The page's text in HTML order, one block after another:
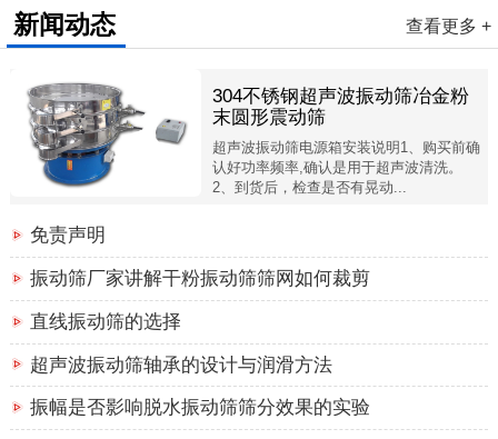
查看更多 +
新闻动态
304不锈钢超声波振动筛冶金粉
末圆形震动筛
超声波振动筛电源箱安装说明1、购买前确
认好功率频率,确认是用于超声波清洗。
2、到货后，检查是否有晃动...
免责声明
振动筛厂家讲解干粉振动筛筛网如何裁剪
直线振动筛的选择
超声波振动筛轴承的设计与润滑方法
振幅是否影响脱水振动筛筛分效果的实验